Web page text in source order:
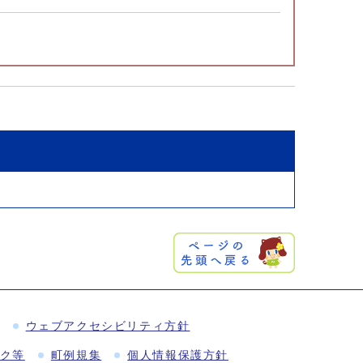
ウェブアクセシビリティ方針
等 町例規集 個人情報保護方針